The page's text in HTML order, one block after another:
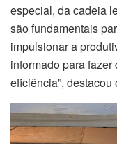
especial, da cadeia
são fundamentais
impulsionar a
informado para
eficiência”, destacou